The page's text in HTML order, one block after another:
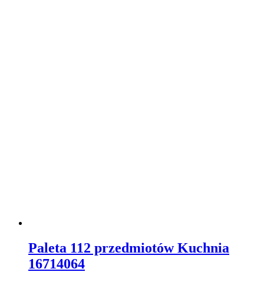
Paleta 112 przedmiotów Kuchnia
16714064